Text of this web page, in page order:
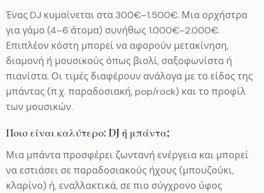
Ένας DJ κυμαίνεται στα 300€–1.500€. Μια ορχήστρα
για γάμο (4–6 άτομα) συνήθως 1.000€–2.000€.
Επιπλέον κόστη μπορεί να αφορούν μετακίνηση,
διαμονή ή μουσικούς όπως βιολί, σαξοφωνίστα ή
πιανίστα. Οι τιμές διαφέρουν ανάλογα με το είδος της
μπάντας (π.χ. παραδοσιακή, pop/rock) και το προφίλ
των μουσικών.
Ποιο είναι καλύτερο: DJ ή μπάντα;
Μια μπάντα προσφέρει ζωντανή ενέργεια και μπορεί
να εστιάσει σε παραδοσιακούς ήχους (μπουζούκι,
κλαρίνο) ή, εναλλακτικά, σε πιο σύγχρονο ύφος